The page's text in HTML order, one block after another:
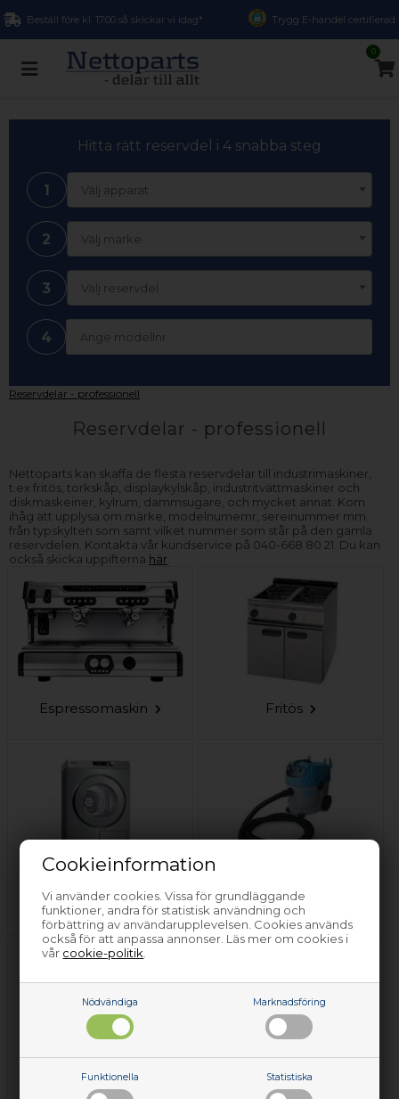
Cookieinformation
Vi använder cookies. Vissa för grundläggande
funktioner, andra för statistisk användning och
förbättring av användarupplevelsen. Cookies används
också för att anpassa annonser. Läs mer om cookies i
vår cookie-politik
Nödvändiga Marknadsföring
Funktionella Statistiska
Beställ före kl. 17.00 så skickar vi idag* Trygg E-handel certifierad
0
Hitta rätt reservdel i 4 snabba steg
1 Välj apparat
2 Välj märke
3 Välj reservdel
4
Reservdelar - professionell
Reservdelar - professionell
Nettoparts kan skaffa de flesta reservdelar till industrimaskiner,
t.ex fritös, torkskåp, displaykylskåp, industritvättmaskiner och
diskmaskeiner, kylrum, dammsugare, och mycket annat. Kom
ihåg att upplysa om märke, modelnumemr, sereinummer mm.
från typskylten som samt vilket nummer som står på den gamla
reservdelen. Kontakta vår kundservice på 040-668 80 21. Du kan
också skicka uppifterna här
Espressomaskin Fritös
torkskåp
Industridammsugare
Industrikylskåp Industritvättmaskin